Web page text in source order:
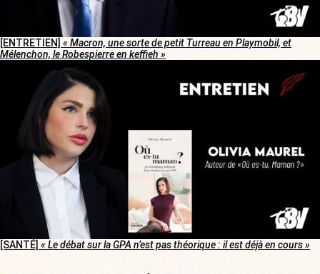
[ENTRETIEN] « Macron, une sorte de petit Turreau en Playmobil, et
Mélenchon, le Robespierre en keffieh »
[SANTÉ] « Le débat sur la GPA n’est pas théorique : il est déjà en cours »